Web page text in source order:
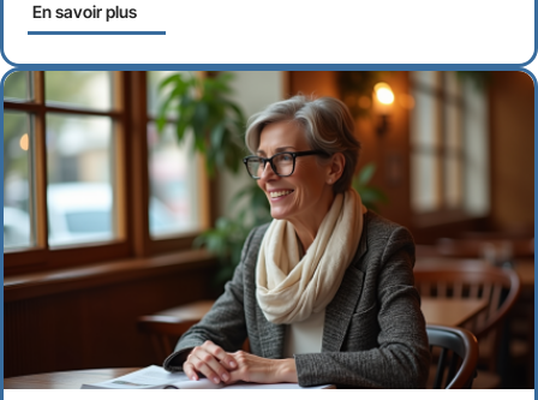
En savoir plus